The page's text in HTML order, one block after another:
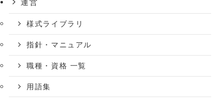
運営
様式ライブラリ
指針・マニュアル
職種・資格 一覧
用語集